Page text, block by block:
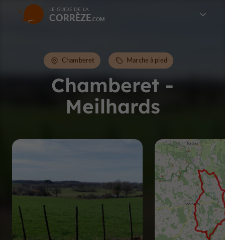
LE GUIDE DE LA
CORRÈZE
Chamberet -
Meilhards
Chamberet Marche à pied